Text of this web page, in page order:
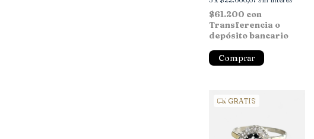
$61.200 con
Transferencia o
depósito bancario
Comprar
GRATIS